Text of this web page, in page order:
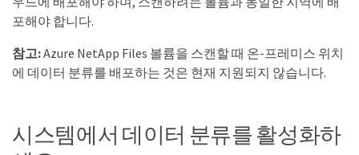
포해야 합니다.
참고:Azure NetApp Files 볼륨을 스캔할 때 온-프레미스 위치
에 데이터 분류를 배포하는 것은 현재 지원되지 않습니다.
시스템에서 데이터 분류를 활성화하